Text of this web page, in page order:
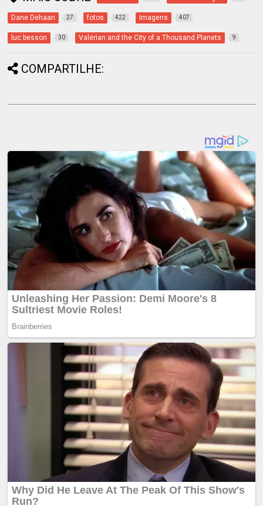
Dane Dehaan 27 fotos 422 Imagens 407
luc besson 30 Valerian and the City of a Thousand Planets 9
COMPARTILHE: